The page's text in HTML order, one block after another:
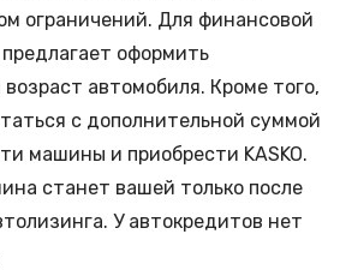
ограничений. Для финансовой
оформить
автомобиля. Кроме того,
с дополнительной суммой
машины и приобрести KASKO.
станет вашей только после
У автокредитов нет